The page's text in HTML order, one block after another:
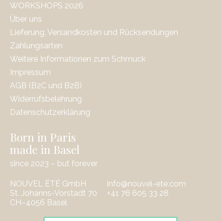
WORKSHOPS 2026
Über uns
Lieferung, Versandkosten und Rücksendungen
Zahlungsarten
Weitere Informationen zum Schmuck
Impressum
AGB (B2C und B2B)
Widerrufsbelehrung
Datenschutzerklärung
Born in Paris
made in Basel
since 2023 – but forever
NOUVEL ÉTÉ GmbH
St. Johanns-Vorstadt 70
CH–4056 Basel
info@nouvel-ete.com
‭+41 76 605 33 28